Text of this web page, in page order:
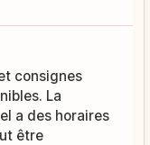
consignes
La
a des horaires
être